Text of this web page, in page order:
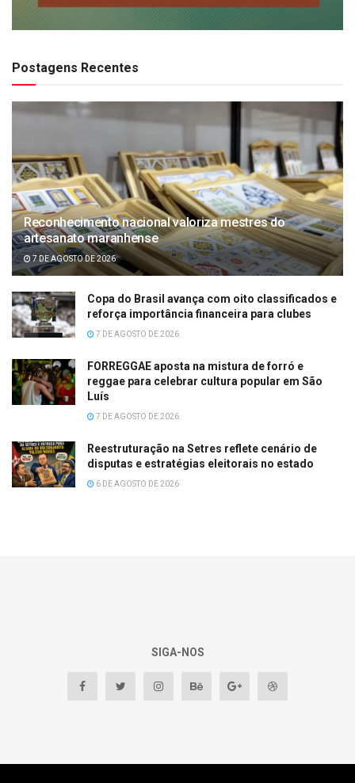
Postagens Recentes
Reconhecimento nacional valoriza mestres do
artesanato maranhense
7 DE AGOSTO DE 2026
Copa do Brasil avança com oito classificados e
reforça importância financeira para clubes
7 DE AGOSTO DE 2026
FORREGGAE aposta na mistura de forró e
reggae para celebrar cultura popular em São
Luís
7 DE AGOSTO DE 2026
Reestruturação na Setres reflete cenário de
disputas e estratégias eleitorais no estado
6 DE AGOSTO DE 2026
SIGA-NOS